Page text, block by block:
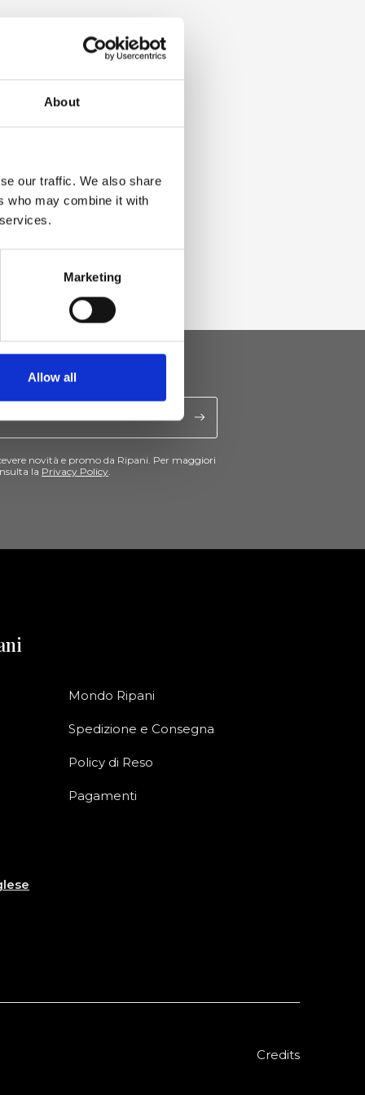
About
our traffic. We also share
who may combine it with
Marketing
Allow all
novità e promo da Ripani. Per maggiori
la Privacy Policy
Mondo Ripani
Spedizione e Consegna
Policy di Reso
Pagamenti
Credits